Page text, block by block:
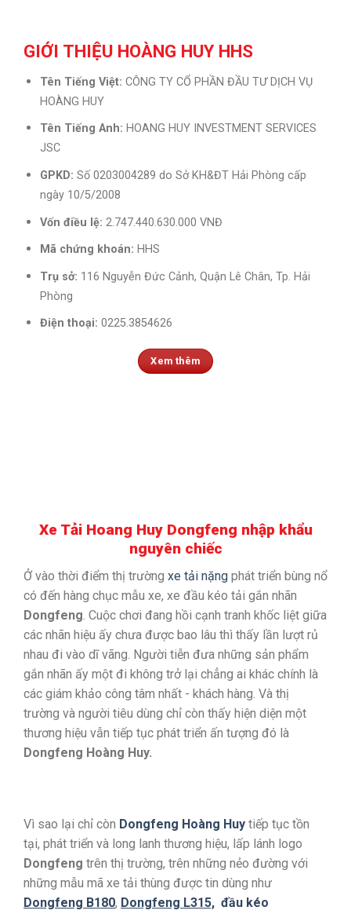
GIỚI THIỆU HOÀNG HUY HHS
Tên Tiếng Việt: CÔNG TY CỔ PHẦN ĐẦU TƯ DỊCH VỤ
HOÀNG HUY
Tên Tiếng Anh: HOANG HUY INVESTMENT SERVICES
JSC
GPKD: Số 0203004289 do Sở KH&ĐT Hải Phòng cấp
ngày 10/5/2008
Vốn điều lệ: 2.747.440.630.000 VNĐ
Mã chứng khoán: HHS
Trụ sở: 116 Nguyễn Đức Cảnh, Quận Lê Chân, Tp. Hải
Phòng
Điện thoại: 0225.3854626
Xem thêm
Xe Tải Hoang Huy Dongfeng nhập khẩu
nguyên chiếc
Ở vào thời điểm thị trường xe tải nặng phát triển bùng nổ
có đến hàng chục mẫu xe, xe đầu kéo tải gắn nhãn
Dongfeng . Cuộc chơi đang hồi cạnh tranh khốc liệt giữa
các nhãn hiệu ấy chưa được bao lâu thì thấy lần lượt rủ
nhau đi vào dĩ vãng. Người tiễn đưa những sản phẩm
gắn nhãn ấy một đi không trở lại chẳng ai khác chính là
các giám khảo công tâm nhất - khách hàng. Và thị
trường và người tiêu dùng chỉ còn thấy hiện diện một
thương hiệu vẫn tiếp tục phát triển ấn tượng đó là
Dongfeng Hoàng Huy.
Vì sao lại chỉ còn Dongfeng Hoàng Huy tiếp tục tồn
tại, phát triển và long lanh thương hiệu, lấp lánh logo
Dongfeng trên thị trường, trên những nẻo đường với
những mẫu mã xe tải thùng được tin dùng như
Dongfeng B180, Dongfeng L315, đầu kéo